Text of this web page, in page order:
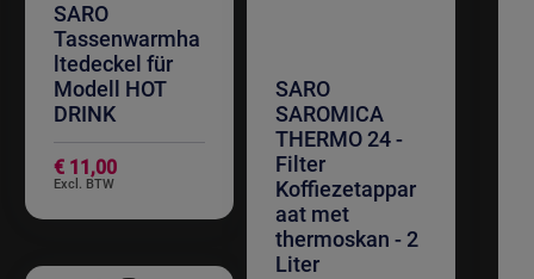
SARO
Tassenwarmha
ltedeckel für
Modell HOT
DRINK
€ 11,00
SARO
SAROMICA
THERMO 24 -
Filter
Koffiezetappar
aat met
thermoskan - 2
Liter